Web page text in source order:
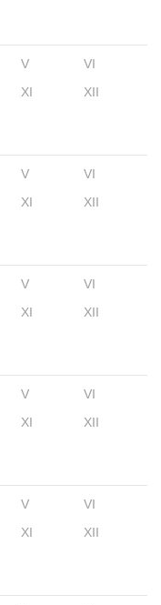
V
VI
XI XII
V
VI
XI XII
V
VI
XI XII
V
VI
XI XII
V
VI
XI XII